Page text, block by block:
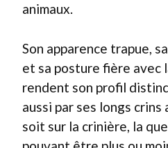
animaux.
Son apparence trapue,
et sa posture fière avec
rendent son profil
aussi par ses longs crins
soit sur la crinière, la